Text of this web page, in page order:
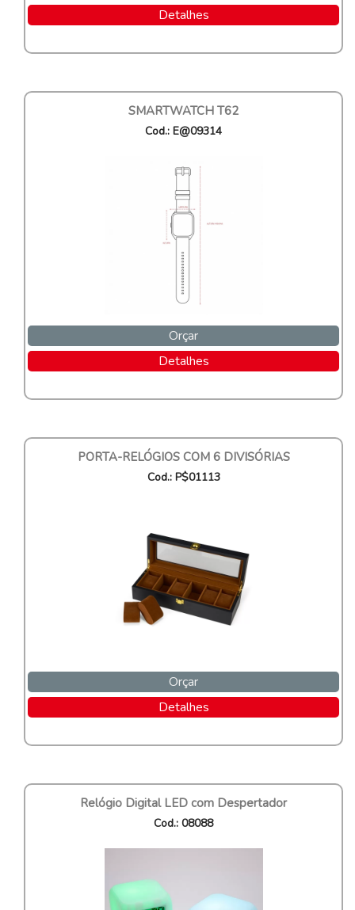
Detalhes
SMARTWATCH T62
Cod.: E@09314
Orçar
Detalhes
PORTA-RELÓGIOS COM 6 DIVISÓRIAS
Cod.: P$01113
Orçar
Detalhes
Relógio Digital LED com Despertador
Cod.: 08088